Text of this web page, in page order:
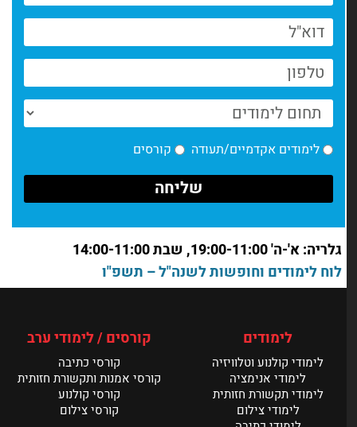
קרא עוד >
ביקורות סוף סמסטר- למה זה טוב?
קרא עוד >
חדשות מחלקת אמנות | ינואר
חדשות מחלקת אמנות | דצמבר
קרא עוד >
תערוכת הבוגרים של מנשר נפתחת ביום ראשון
לימודים אקדמיים/תעודה קורסים
גלריה: א'-ה' 19:00-11:00, שבת 14:00-11:00
לוח לימודים וחופשות לשנה"ל – תשפ"ו
לימודים
לימודי קולנוע וטלוויזיה
לימודי אנימציה
לימודי תקשורת חזותית
לימודי צילום
קורסים / לימודי ערב
קורסי כתיבה
קורסי אמנות ותקשורת חזותית
קורסי קולנוע
קורסי צילום